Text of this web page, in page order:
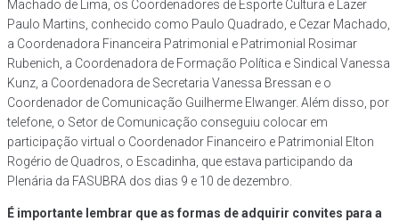
Machado de Lima, os Coordenadores de Esporte Cultura e Lazer
Paulo Martins, conhecido como Paulo Quadrado, e Cezar Machado,
a Coordenadora Financeira Patrimonial e Patrimonial Rosimar
Rubenich, a Coordenadora de Formação Política e Sindical Vanessa
Kunz, a Coordenadora de Secretaria Vanessa Bressan e o
Coordenador de Comunicação Guilherme Elwanger. Além disso, por
telefone, o Setor de Comunicação conseguiu colocar em
participação virtual o Coordenador Financeiro e Patrimonial Elton
Rogério de Quadros, o Escadinha, que estava participando da
Plenária da FASUBRA dos dias 9 e 10 de dezembro.
É importante lembrar que as formas de adquirir convites para a